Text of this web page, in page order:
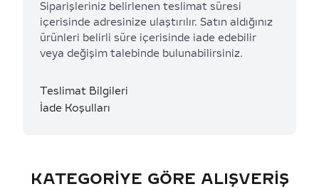
Siparişleriniz belirlenen teslimat süresi
içerisinde adresinize ulaştırılır. Satın aldığınız
ürünleri belirli süre içerisinde iade edebilir
veya değişim talebinde bulunabilirsiniz.
Teslimat Bilgileri
İade Koşulları
KATEGORIYE GÖRE ALIŞVERIŞ